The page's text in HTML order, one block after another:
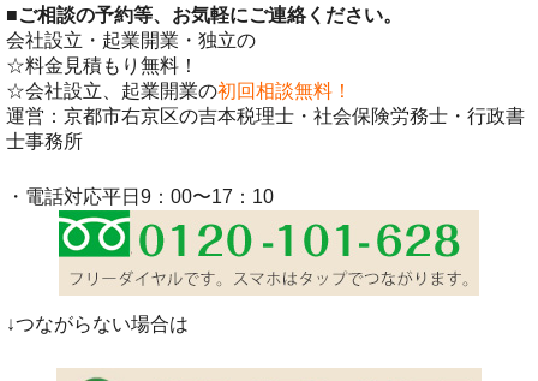
■ご相談の予約等、お気軽にご連絡ください。
会社設立・起業開業・独立の
☆料金見積もり無料！
☆会社設立、起業開業の初回相談無料！
運営：京都市右京区の吉本税理士・社会保険労務士・行政書
士事務所
・電話対応平日9：00〜17：10
↓つながらない場合は